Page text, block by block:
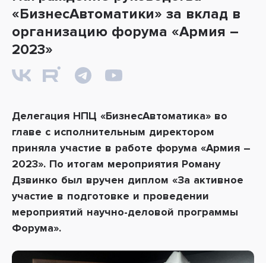
«БизнесАвтоматики» за вклад в
организацию форума «Армия –
2023»
Делегация НПЦ «БизнесАвтоматика» во
главе с исполнительным директором
приняла участие в работе форума «Армия –
2023». По итогам мероприятия Роману
Дзвинко был вручен диплом «За активное
участие в подготовке и проведении
мероприятий научно-деловой программы
Форума».